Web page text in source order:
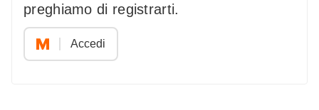
preghiamo di registrarti.
Accedi